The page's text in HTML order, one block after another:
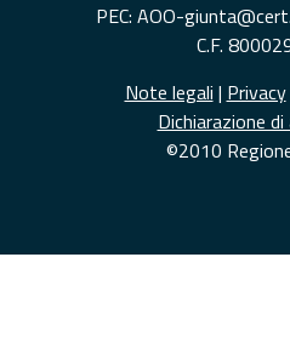
PEC: AOO-
C.F.
Note legali | Privacy
Dichiarazione
©2010